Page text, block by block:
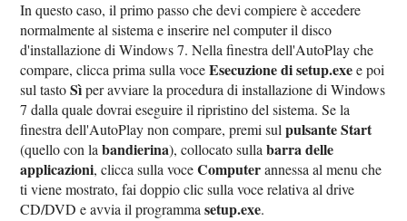
In questo caso, il primo passo che devi compiere è accedere
normalmente al sistema e inserire nel computer il disco
d'installazione di Windows 7. Nella finestra dell'AutoPlay che
compare, clicca prima sulla voceEsecuzione di setup.exee poi
sul tastoSìper avviare la procedura di installazione di Windows
7 dalla quale dovrai eseguire il ripristino del sistema. Se la
finestra dell'AutoPlay non compare, premi sulpulsante Start
(quello con labandierina), collocato sullabarra delle
applicazioni, clicca sulla voceComputerannessa al menu che
ti viene mostrato, fai doppio clic sulla voce relativa al drive
CD/DVD e avvia il programmasetup.exe.